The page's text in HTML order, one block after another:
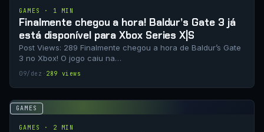
GAMES · 1 MIN
Finalmente chegou a hora! Baldur’s Gate 3 já
está disponível para Xbox Series X|S
Post Views: 289 Finalmente chegou a hora de Baldur’s Gate
3 no Xbox! O jogo caiu na…
09/dez · 289 views
GAMES
GAMES · 2 MIN